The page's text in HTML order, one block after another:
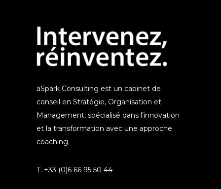
aSpark Consulting est un cabinet de
conseil en Stratégie, Organisation et
Management, spécialisé dans l’innovation
et la transformation avec une approche
coaching.
T. +33 (0)6 66 95 50 44